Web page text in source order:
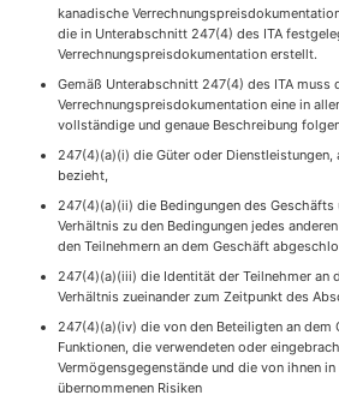
kanadische
die in Unterabschnitt 247(4) des ITA
Verrechnungspreisdokumentation erstellt.
Gemäß Unterabschnitt 247(4) des ITA muss
Verrechnungspreisdokumentation eine in
vollständige und genaue Beschreibung
247(4)(a)(i) die Güter oder
bezieht,
247(4)(a)(ii) die Bedingungen des
Verhältnis zu den Bedingungen jedes
den Teilnehmern an dem Geschäft
247(4)(a)(iii) die Identität der Teilnehmer an
Verhältnis zueinander zum Zeitpunkt des
247(4)(a)(iv) die von den Beteiligten an dem
Funktionen, die verwendeten oder
Vermögensgegenstände und die von ihnen
übernommenen Risiken